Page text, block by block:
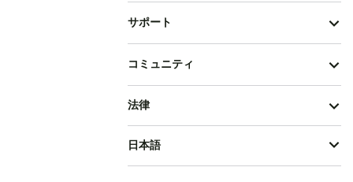
サポート
コミュニティ
法律
日本語